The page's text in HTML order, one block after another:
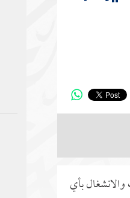
والانشغال بأي